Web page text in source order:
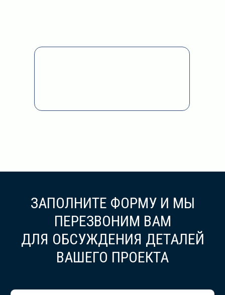
ЗАПОЛНИТЕ ФОРМУ И МЫ
ПЕРЕЗВОНИМ ВАМ
ДЛЯ ОБСУЖДЕНИЯ ДЕТАЛЕЙ
ВАШЕГО ПРОЕКТА